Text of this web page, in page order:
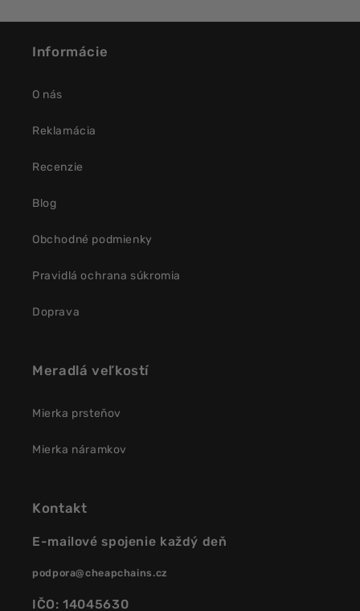
Informácie
O nás
Reklamácia
Recenzie
Blog
Obchodné podmienky
Pravidlá ochrana súkromia
Doprava
Meradlá veľkostí
Mierka prsteňov
Mierka náramkov
Kontakt
E-mailové spojenie každý deň
podpora@cheapchains.cz
IČO: 14045630